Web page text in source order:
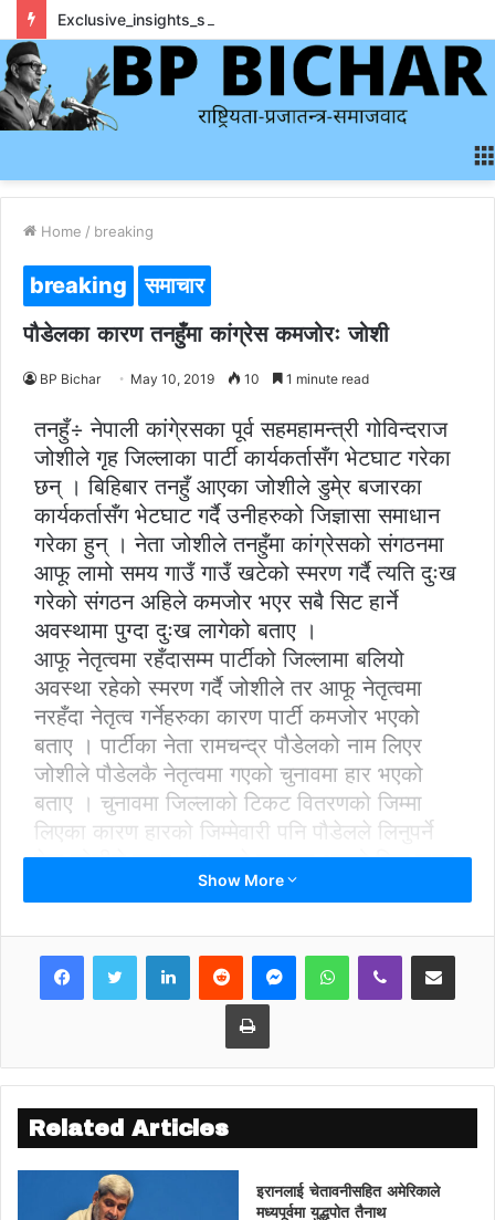
Home / breaking
breaking समाचार
पौडेलका कारण तनहुँमा कांग्रेस कमजोरः जोशी
BP Bichar May 10, 2019 10 1 minute read
तनहुँ÷ नेपाली कांगे्रसका पूर्व सहमहामन्त्री गोविन्दराज
जोशीले गृह जिल्लाका पार्टी कार्यकर्तासँग भेटघाट गरेका
छन् । बिहिबार तनहुँ आएका जोशीले डुमे्र बजारका
कार्यकर्तासँग भेटघाट गर्दै उनीहरुको जिज्ञासा समाधान
गरेका हुन् । नेता जोशीले तनहुँमा कांग्रेसको संगठनमा
आफू लामो समय गाउँ गाउँ खटेको स्मरण गर्दै त्यति दुःख
गरेको संगठन अहिले कमजोर भएर सबै सिट हार्ने
अवस्थामा पुग्दा दुःख लागेको बताए ।
आफू नेतृत्वमा रहँदासम्म पार्टीको जिल्लामा बलियो
अवस्था रहेको स्मरण गर्दै जोशीले तर आफू नेतृत्वमा
नरहँदा नेतृत्व गर्नेहरुका कारण पार्टी कमजोर भएको
बताए । पार्टीका नेता रामचन्द्र पौडेलको नाम लिएर
जोशीले पौडेलकै नेतृत्वमा गएको चुनावमा हार भएको
बताए । चुनावमा जिल्लाको टिकट वितरणको जिम्मा
लिएका कारण हारको जिम्मेवारी पनि पौडेलले लिनुपर्ने
नेता जोशीले बताए । आफूले चुनावमा आफ्नो जित मात्र
निश्चित गर्न विपक्षी उम्मेदवारसँग सहकार्य गरेको आरोप
पूर्व मन्त्रीसमेत रहेका जोशीले कांगे्रसलाई बलियो
बनाउनको लागि अब गाउँ गाउँमा जान यहि २८ गते बीपी
विचार समाज तनहँुको जिल्ला अधिवेशन तथा नेपाली
कांगे्रस क्षेत्र नं १ तनहँुको क्षेत्रीय भेला डुमे्रमा राख्ने
तय गरिएको बताए । उनले गाउँ गाउँमा गएर अब पहिलेझैं
पार्टीको संगठन बलियो बनाउन लाग्ने बताए । लामो
समयसम्म आफू नेतृत्वमा नरहँदा कमजोर बनेको संगठन
सम्हाल्न आफू गाउँ गाउँ खटिने जोशीले बताए । जोशी
केही दिन पार्टी र पार्टी निकट विभिन्न कार्यक्रममा
Show More
LinkedInReddit MessengerWhatsAppViber Share via Email
Print
Related Articles
इरानलाई चेतावनीसहित अमेरिकाले
मध्यपूर्वमा युद्धपोत तैनाथ